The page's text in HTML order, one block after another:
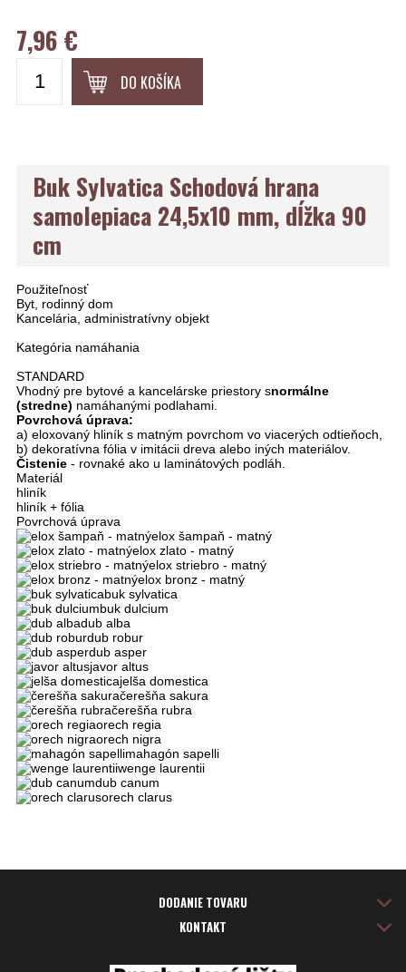
7,96 €
DO KOŠÍKA
Buk Sylvatica Schodová hrana
samolepiaca 24,5x10 mm, dĺžka 90
cm
Použiteľnosť
Byt, rodinný dom
Kancelária, administratívny objekt
Kategória namáhania
STANDARD
Vhodný pre bytové a kancelárske priestory snormálne
(stredne) namáhanými podlahami.
Povrchová úprava:
a) eloxovaný hliník s matným povrchom vo viacerých odtieňoch,
b) dekoratívna fólia v imitácii dreva alebo iných materiálov.
Čistenie - rovnaké ako u laminátových podláh.
Materiál
hliník
hliník + fólia
Povrchová úprava
elox šampaň - matný
elox zlato - matný
elox striebro - matný
elox bronz - matný
buk sylvatica
buk dulcium
dub alba
dub robur
dub asper
javor altus
jelša domestica
čerešňa sakura
čerešňa rubra
orech regia
orech nigra
mahagón sapelli
wenge laurentii
dub canum
orech clarus
DODANIE TOVARU
KONTAKT